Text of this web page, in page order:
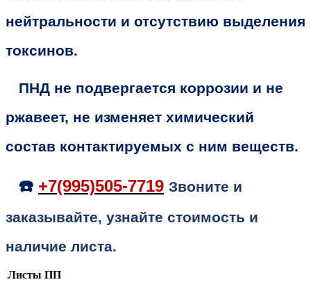
нейтральности и отсутствию выделения
токсинов.
ПНД не подвергается коррозии и не
ржавеет, не изменяет химический
состав контактируемых с ним веществ.
☎️ +7(995)505-7719 Звоните и
заказывайте, узнайте стоимость и
наличие листа.
Листы ПП